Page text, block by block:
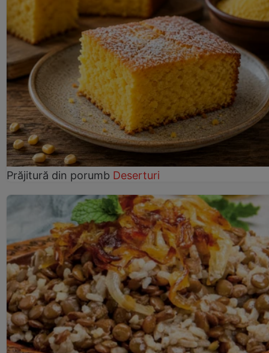
Prăjitură din porumb Deserturi